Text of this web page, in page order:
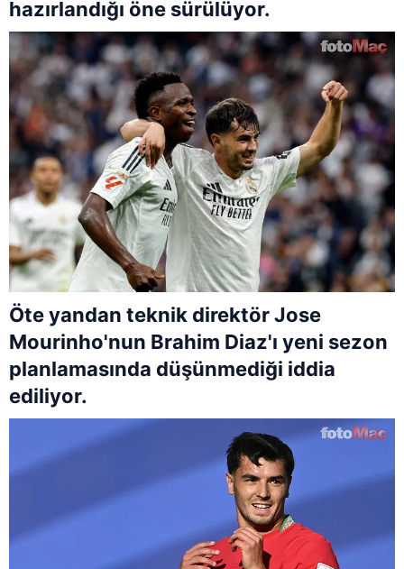
hazırlandığı öne sürülüyor.
Öte yandan teknik direktör Jose
Mourinho'nun Brahim Diaz'ı yeni sezon
planlamasında düşünmediği iddia
ediliyor.